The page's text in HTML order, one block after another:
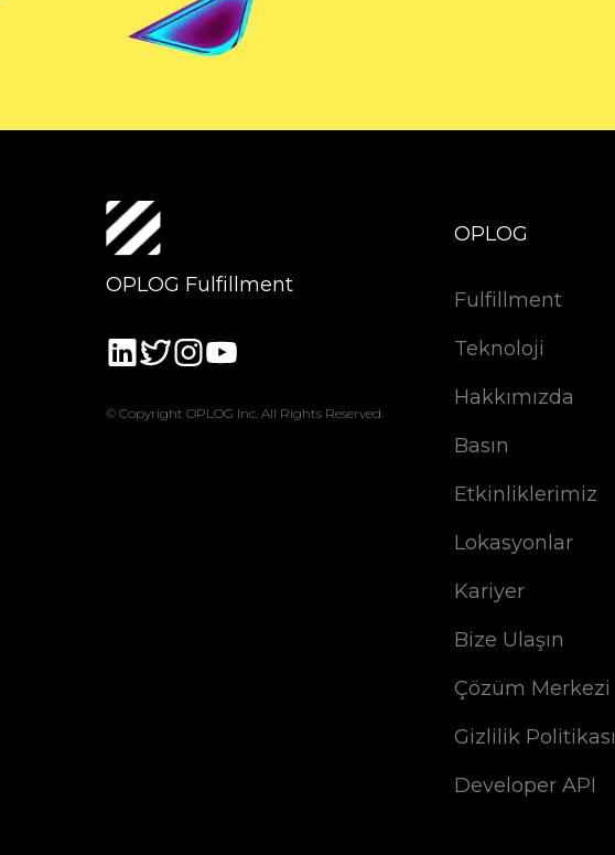
OPLOG Fulfillment
© Copyright OPLOG Inc. All Rights Reserved.
OPLOG
Fulfillment
Teknoloji
Hakkımızda
Basın
Etkinliklerimiz
Lokasyonlar
Kariyer
Bize Ulaşın
Çözüm Merkezi
Gizlilik Politikası
Developer API